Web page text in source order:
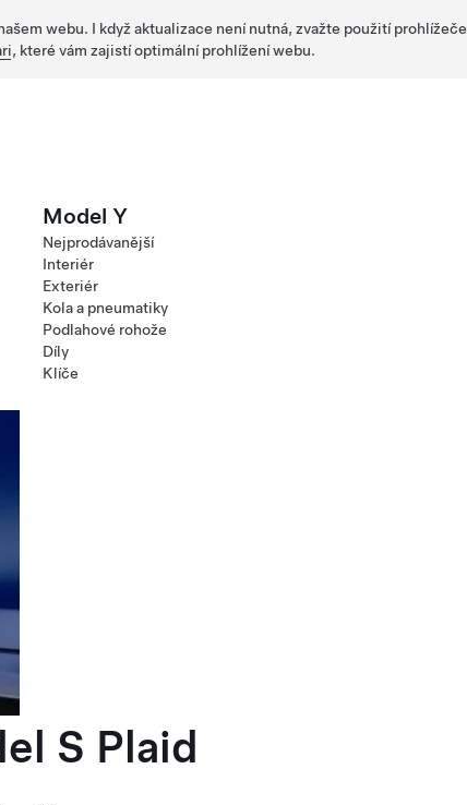
webu. I když aktualizace není nutná, zvažte použití prohlížeče
, které vám zajistí optimální prohlížení webu.
Model Y
Nejprodávanější
Interiér
Exteriér
Kola a pneumatiky
Podlahové rohože
Díly
Klíče
S Plaid